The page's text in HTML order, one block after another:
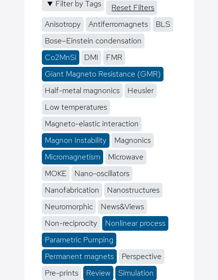
Filter by Tags
Reset Filters
Anisotropy
Antiferromagnets
BLS
Bose–Einstein condensation
Co2MnSi
DMI
FMR
Giant Magneto Resistance (GMR)
Half-metal magnonics
Heusler
Low temperatures
Magneto-elastic interaction
Magnon Instability
Magnonics
Micromagnetism
Microwave
MOKE
Nano-oscillators
Nanofabrication
Nanostructures
Neuromorphic
News&Views
Non-reciprocity
Nonlinear process
Parametric Pumping
Permanent magnets
Perspective
Pre-prints
Review
Simulation